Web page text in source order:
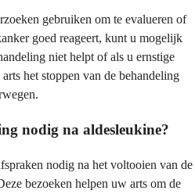
gebruiken om te evalueren of
goed reageert, kunt u mogelijk
niet helpt of als u ernstige
het stoppen van de behandeling
nodig na aldesleukine?
nodig na het voltooien van de
bezoeken helpen uw arts om de